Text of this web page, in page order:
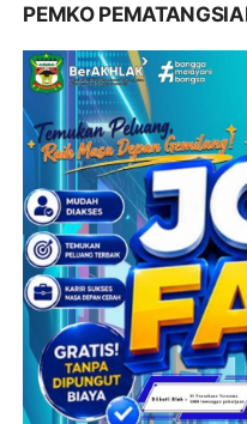
PEMKO